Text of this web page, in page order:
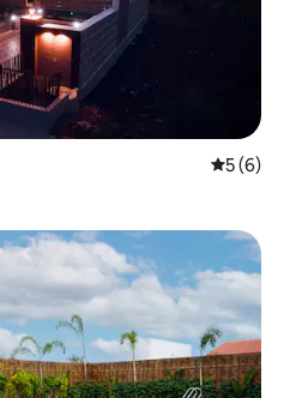
5 de
5 (6)